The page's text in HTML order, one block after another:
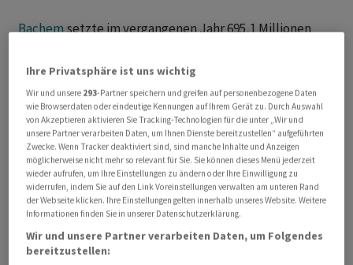
Bachemsetzte im vergangenen Jahr 695,1 Millionen
wie das Unternehmen am Donnerstag mitteilte. In
Lokalwährungen hätte das Plus 19,2 Prozent betragen.
Im ersten Halbjahr warBachemin Lokalwährungen noch
um 34 Prozent gewachsen.
Die Gewinnzahlen kletterten noch deutlicher in die
Höhe. Der operative Gewinn auf Stufe EBITDA etwa
stieg um 21,8 Prozent auf 214,7 Millionen Franken. Die
30,9 Prozent zu.
Ihre Privatsphäre ist uns wichtig
Wir und unsere 293-Partner speichern und greifen auf personenbezogene Daten
wie Browserdaten oder eindeutige Kennungen auf Ihrem Gerät zu. Durch Auswahl
von Akzeptieren aktivieren Sie Tracking-Technologien für die unter „Wir und
unsere Partner verarbeiten Daten, um Ihnen Dienste bereitzustellen“ aufgeführten
Zwecke. Wenn Tracker deaktiviert sind, sind manche Inhalte und Anzeigen
möglicherweise nicht mehr so relevant für Sie. Sie können dieses Menü jederzeit
wieder aufrufen, um Ihre Einstellungen zu ändern oder Ihre Einwilligung zu
widerrufen, indem Sie auf den Link Voreinstellungen verwalten am unteren Rand
der Webseite klicken. Ihre Einstellungen gelten innerhalb unseres Website. Weitere
Informationen finden Sie in unserer Datenschutzerklärung.
Wir und unsere Partner verarbeiten Daten, um Folgendes
bereitzustellen: